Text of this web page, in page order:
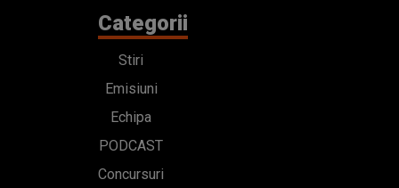
Categorii
Stiri
Emisiuni
Echipa
PODCAST
Concursuri